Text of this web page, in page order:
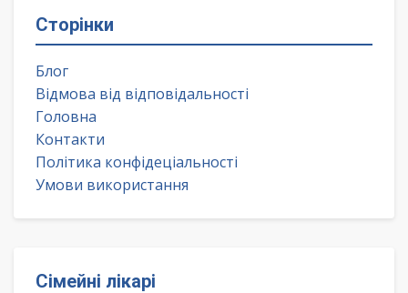
Сторінки
Блог
Відмова від відповідальності
Головна
Контакти
Політика конфідеціальності
Умови використання
Сімейні лікарі